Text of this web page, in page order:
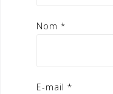
Nom *
E-mail *